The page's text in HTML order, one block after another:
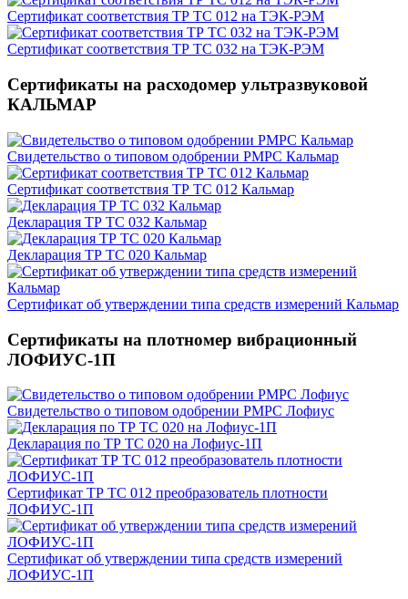
Сертификат соответствия ТР ТС 012 на ТЭК-РЭМ
Сертификат соответствия ТР ТС 032 на ТЭК-РЭМ
Сертификаты на расходомер ультразвуковой
КАЛЬМАР
Свидетельство о типовом одобрении РМРС Кальмар
Сертификат соответствия ТР ТС 012 Кальмар
Декларация ТР ТС 032 Кальмар
Декларация ТР ТС 020 Кальмар
Сертификат об утверждении типа средств измерений Кальмар
Сертификаты на плотномер вибрационный
ЛОФИУС-1П
Свидетельство о типовом одобрении РМРС Лофиус
Декларация по ТР ТС 020 на Лофиус-1П
Сертификат ТР ТС 012 преобразователь плотности
ЛОФИУС-1П
Сертификат об утверждении типа средств измерений
ЛОФИУС-1П